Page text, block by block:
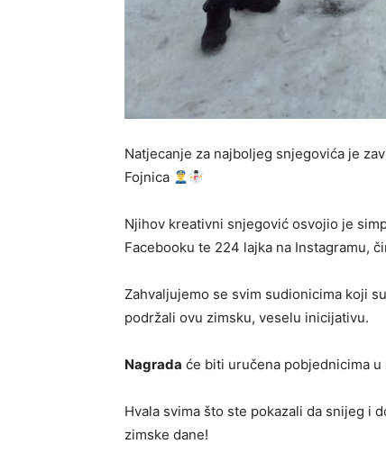
Natjecanje za najboljeg snjegovića je
Fojnica
Njihov kreativni snjegović osvojio je
Facebooku te 224 lajka na Instagramu,
Zahvaljujemo se svim sudionicima koji
podržali ovu zimsku, veselu inicijativu.
Nagrada će biti uručena pobjednicima u
Hvala svima što ste pokazali da snijeg i
zimske dane!